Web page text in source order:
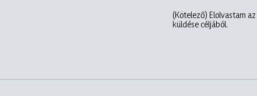
(Kötelező) Elolvastam az
küldése céljából.